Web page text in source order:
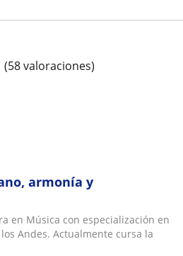
(58 valoraciones)
armonía y
en Música con especialización en
Andes. Actualmente cursa la